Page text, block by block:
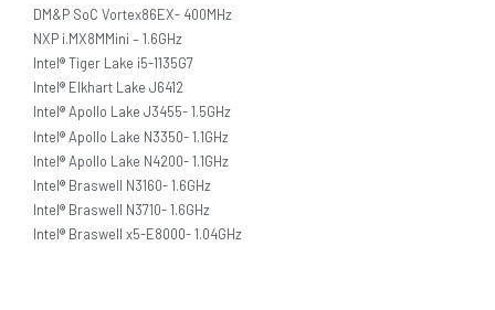
DM&P SoC Vortex86EX- 400MHz
NXP i.MX8MMini – 1.6GHz
Intel® Tiger Lake i5-1135G7
Intel® Elkhart Lake J6412
Intel® Apollo Lake J3455- 1.5GHz
Intel® Apollo Lake N3350- 1.1GHz
Intel® Apollo Lake N4200- 1.1GHz
Intel® Braswell N3160- 1.6GHz
Intel® Braswell N3710- 1.6GHz
Intel® Braswell x5-E8000- 1.04GHz